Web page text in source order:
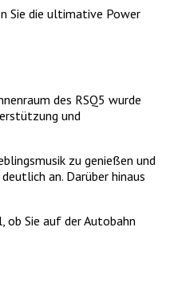
Sie die ultimative Power
des RSQ5 wurde
und
zu genießen und
an. Darüber hinaus
ob Sie auf der Autobahn